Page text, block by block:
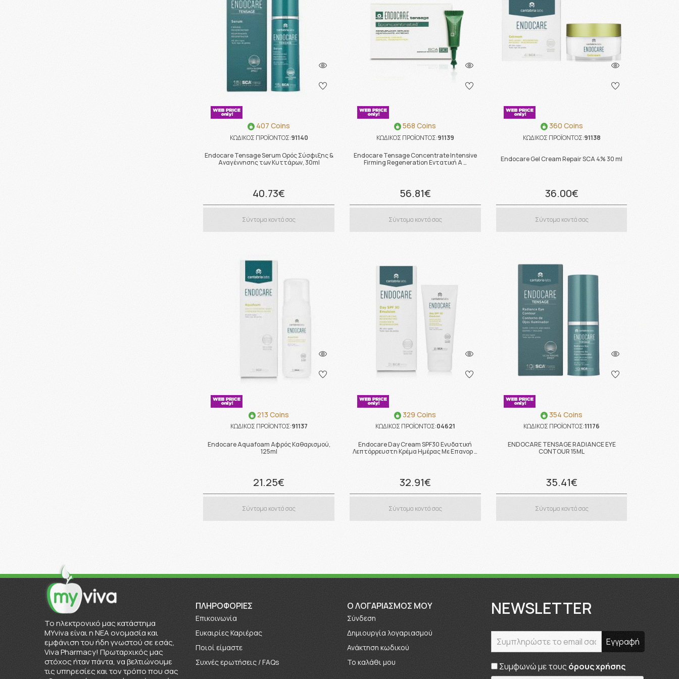
407 Coins
ΚΩΔΙΚΟΣ ΠΡΟΪΟΝΤΟΣ:91140
Endocare Tensage Serum Ορός Σύσφιξης &
Αναγέννησης των Κυττάρων, 30ml
40.73€
Σύντομα κοντά σας
568 Coins
ΚΩΔΙΚΟΣ ΠΡΟΪΟΝΤΟΣ:91139
Endocare Tensage Concentrate Intensive
Firming Regeneration Εντατική Α …
56.81€
Σύντομα κοντά σας
360 Coins
ΚΩΔΙΚΟΣ ΠΡΟΪΟΝΤΟΣ:91138
Endocare Gel Cream Repair SCA 4% 30 ml
36.00€
Σύντομα κοντά σας
213 Coins
ΚΩΔΙΚΟΣ ΠΡΟΪΟΝΤΟΣ:91137
Endocare Aquafoam Αφρός Καθαρισμού,
125ml
21.25€
Σύντομα κοντά σας
329 Coins
ΚΩΔΙΚΟΣ ΠΡΟΪΟΝΤΟΣ:04621
Endocare Day Cream SPF30 Ενυδατική
Λεπτόρρευστη Κρέμα Ημέρας Με Επανορ …
32.91€
Σύντομα κοντά σας
354 Coins
ΚΩΔΙΚΟΣ ΠΡΟΪΟΝΤΟΣ:11176
ENDOCARE TENSAGE RADIANCE EYE
CONTOUR 15ML
35.41€
Σύντομα κοντά σας
To ηλεκτρονικό μας κατάστημα
MYviva είναι η ΝΕΑ ονομασία και
εμφάνιση του ήδη γνωστού σε εσάς,
Viva Pharmacy! Πρωταρχικός μας
στόχος ήταν πάντα, να βελτιώνουμε
τις υπηρεσίες και τον τρόπο που σας
ΠΛΗΡΟΦΟΡΊΕΣ
Επικοινωνία
Ευκαιρίες Καριέρας
Πoιοί είμαστε
Συχνές ερωτήσεις / FAQs
O ΛΟΓΑΡΙΑΣΜΟΣ ΜΟΥ
Σύνδεση
Δημιουργία λογαριασμού
Ανάκτηση κωδικού
Το καλάθι μου
NEWSLETTER
Συμφωνώ με τους όρους χρήσης